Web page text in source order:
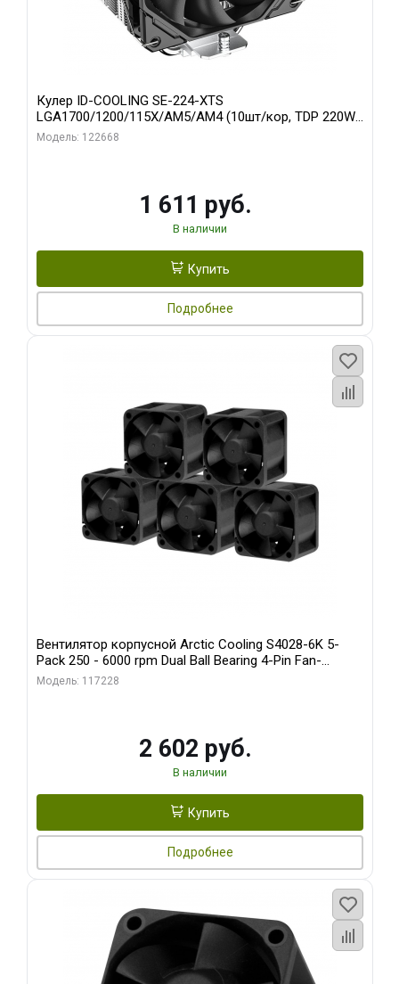
Кулер ID-COOLING SE-224-XTS
LGA1700/1200/115X/AM5/AM4 (10шт/кор, TDP 220W,
PWM, 4 тепл.трубки прямого контакта, FAN 120mm)
Модель: 122668
1 611 руб.
В наличии
Купить
Подробнее
Вентилятор корпусной Arctic Cooling S4028-6K 5-
Pack 250 - 6000 rpm Dual Ball Bearing 4-Pin Fan-
Connector (ACFAN00273A)
Модель: 117228
2 602 руб.
В наличии
Купить
Подробнее